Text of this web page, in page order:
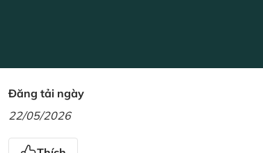
Đăng tải ngày
22/05/2026